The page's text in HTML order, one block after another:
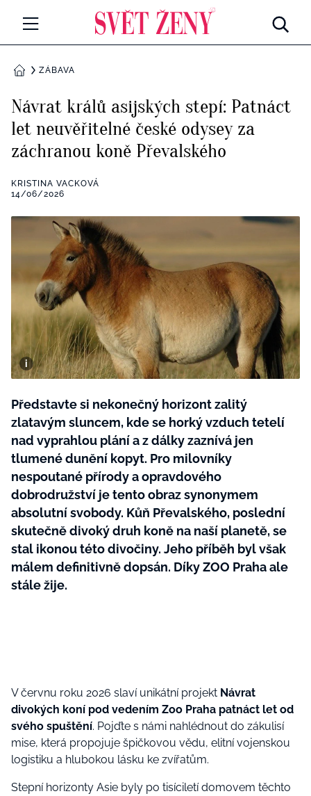
Všechny kategorie
Rozhovory
RETROHUBKY
Všechny kategorie
Seberozvoj
Všechny kategorie
Životní styl
Všechny kategorie
Testy a kvízy
BYDLENÍ
Všechny kategorie
Tvoření
Rady a tipy
BurdaMedia
Extra
SVĚT ŽENY - 599 KČ
ROČNÍ PŘEDPLATNÉ SVĚT ŽENY +
DOMŮZÁBAVA
Návrat králů asijských stepí: Patnáct
let neuvěřitelné české odysey za
záchranou koně Převalského
KRISTINA VACKOVÁ
14/06/2026
Představte si nekonečný horizont zalitý
zlatavým sluncem, kde se horký vzduch tetelí
nad vyprahlou plání a z dálky zaznívá jen
tlumené dunění kopyt. Pro milovníky
nespoutané přírody a opravdového
dobrodružství je tento obraz synonymem
absolutní svobody. Kůň Převalského, poslední
skutečně divoký druh koně na naší planetě, se
stal ikonou této divočiny. Jeho příběh byl však
málem definitivně dopsán. Díky ZOO Praha ale
stále žije.
V červnu roku 2026 slaví unikátní projekt Návrat
divokých koní pod vedením Zoo Praha patnáct let od
svého spuštění. Pojďte s námi nahlédnout do zákulisí
mise, která propojuje špičkovou vědu, elitní vojenskou
logistiku a hlubokou lásku ke zvířatům.
Stepní horizonty Asie byly po tisíciletí domovem těchto